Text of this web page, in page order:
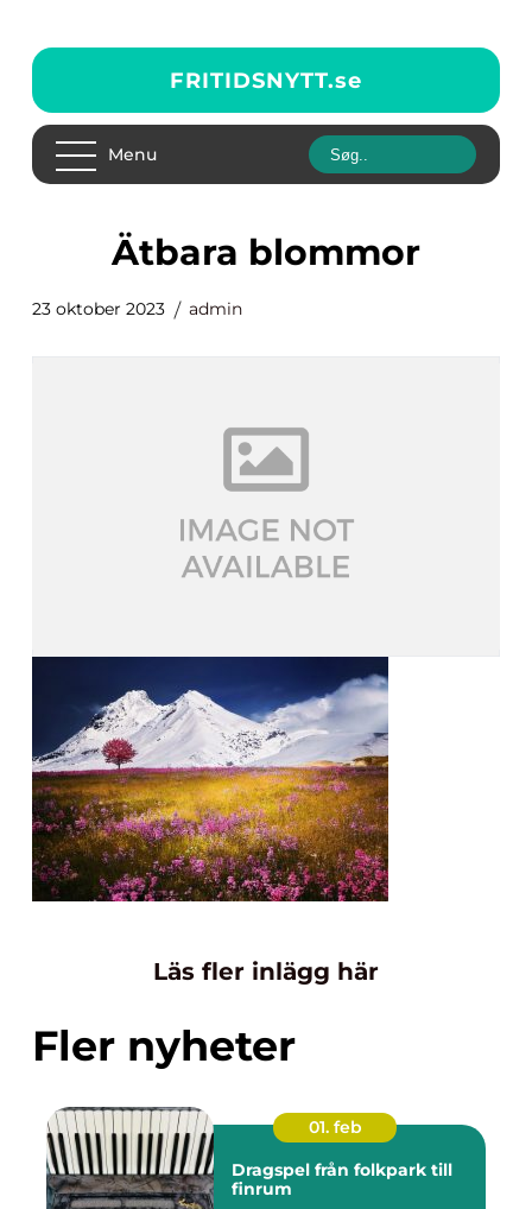
FRITIDSNYTT.se
Menu
ätbara blommor
23 oktober 2023 admin
Läs fler inlägg här
Fler nyheter
01. feb
Dragspel från folkpark till
finrum